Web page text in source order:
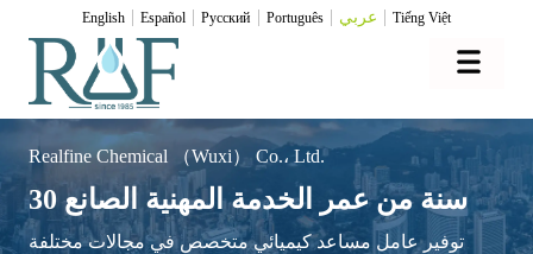
English Español Pусский Português عربي Tiếng Việt
Realfine Chemical （Wuxi） Co.، Ltd.
30 سنة من عمر الخدمة المهنية الصانع
توفير عامل مساعد كيميائي متخصص في مجالات مختلفة